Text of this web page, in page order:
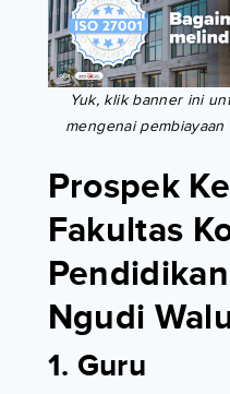
Yuk, klik banner ini
mengenai
Prospek
Fakultas
Ngudi
1. Guru